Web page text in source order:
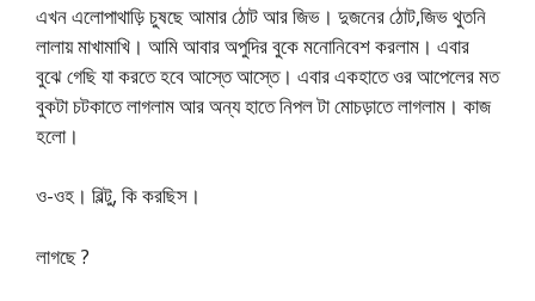
এখন এলোপাথাড়ি চুষছে আমার ঠোট আর জিভ। দুজনের ঠোট,জিভ থুতনি
লালায় মাখামাখি। আমি আবার অপুদির বুকে মনোনিবেশ করলাম। এবার
বুঝে গেছি যা করতে হবে আস্তে আস্তে। এবার একহাতে ওর আপেলের মত
বুকটা চটকাতে লাগলাম আর অন্য হাতে নিপল টা মোচড়াতে লাগলাম। কাজ
হলো।
ও-ওহ। বিল্টু, কি করছিস।
লাগছে ?